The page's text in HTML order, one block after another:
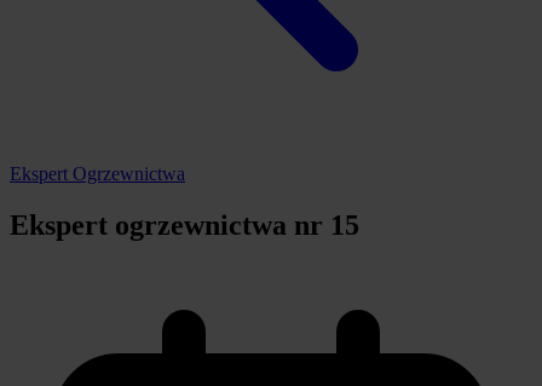
Ekspert Ogrzewnictwa
Ekspert ogrzewnictwa nr 15